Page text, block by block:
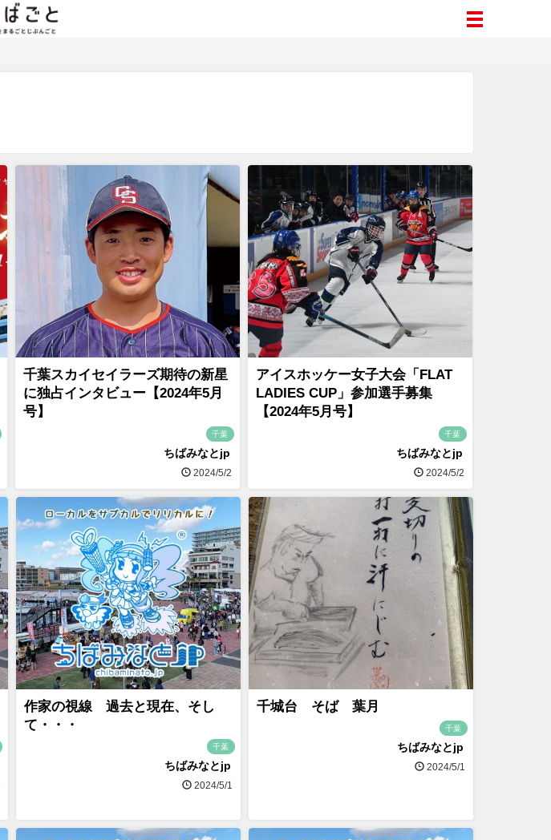
千葉スカイセイラーズ期待の新星
に独占インタビュー【2024年5月
号】
千葉
ちばみなとjp
2024/5/2
アイスホッケー女子大会「FLAT
LADIES CUP」参加選手募集
【2024年5月号】
千葉
ちばみなとjp
2024/5/2
作家の視線 過去と現在、そし
て・・・
千葉
ちばみなとjp
2024/5/1
千城台 そば 葉月
千葉
ちばみなとjp
2024/5/1